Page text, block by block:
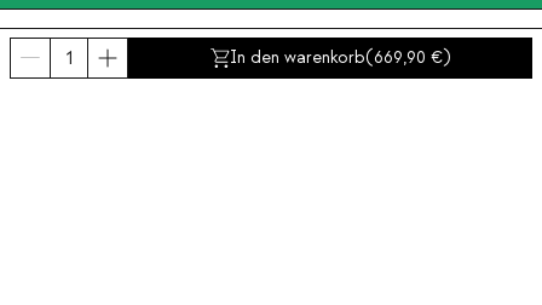
In den warenkorb(669,90 )
Über uns
Kategorien